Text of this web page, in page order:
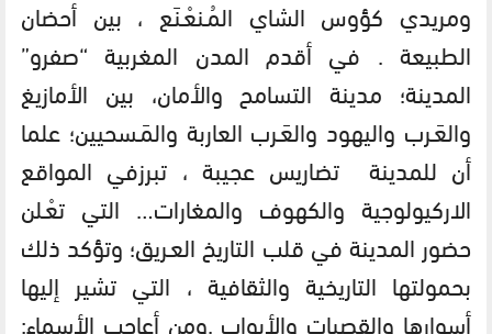
ومريدي كؤوس الشاي المُـنعْـنَع ، بين أحضان
الطبيعة . في أقدم المدن المغربية “صفرو”
المدينة؛ مدينة التسامح والأمان، بين الأمازيغ
والعَـرب واليهود والعَـرب العاربة والمَـسحيين؛ علما
أن للمدينة تضاريس عجيبة ، تبرزفي المواقع
الاركيولوجية والكهوف والمغارات… التي تعْـلن
حضور المدينة في قلب التاريخ العـريق؛ وتؤكد ذلك
بحمولتها التاريخية والثقافية ، التي تشير إليها
أسوارها والقصبات والأبواب .ومن أعاجب الأسماء: